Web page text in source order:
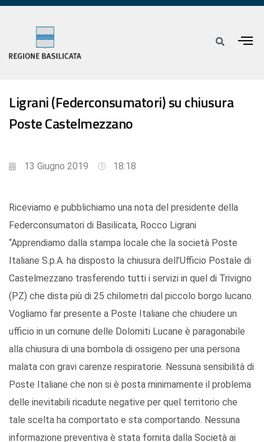
Ligrani (Federconsumatori) su chiusura
Poste Castelmezzano
13 Giugno 2019 18:18
Riceviamo e pubblichiamo una nota del presidente della
Federconsumatori di Basilicata, Rocco Ligrani
“Apprendiamo dalla stampa locale che la società Poste
Italiane S.p.A. ha disposto la chiusura dell’Ufficio Postale di
Castelmezzano trasferendo tutti i servizi in quel di Trivigno
(PZ) che dista più di 25 chilometri dal piccolo borgo lucano.
Vogliamo far presente a Poste Italiane che chiudere un
ufficio in un comune delle Dolomiti Lucane è paragonabile
alla chiusura di una bombola di ossigeno per una persona
malata con gravi carenze respiratorie. Nessuna sensibilità di
Poste Italiane che non si è posta minimamente il problema
delle inevitabili ricadute negative per quel territorio che
tale scelta ha comportato e sta comportando. Nessuna
informazione preventiva è stata fornita dalla Società ai